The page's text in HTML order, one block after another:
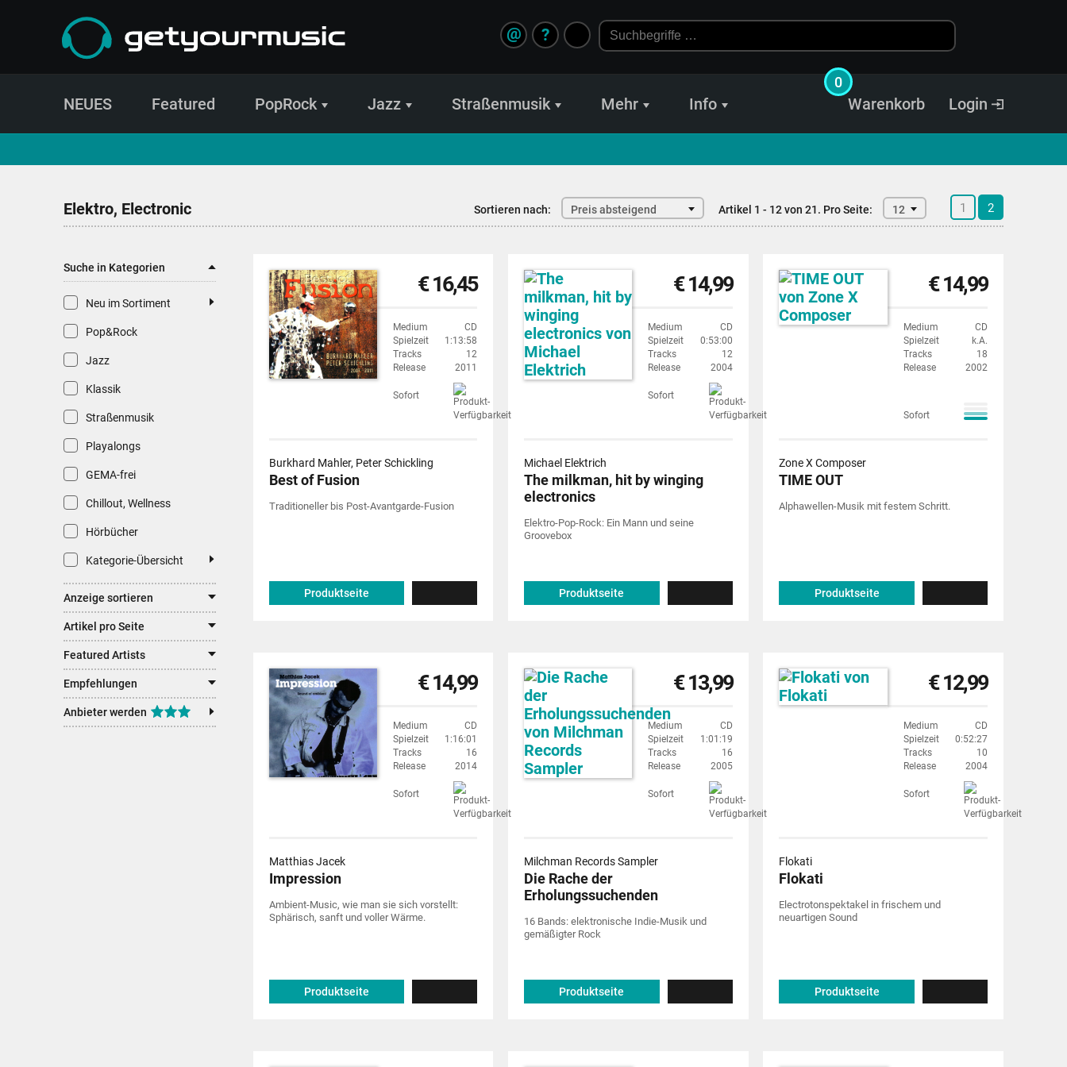
?
@
NEUES Featured PopRock Jazz Straßenmusik Mehr Info Login
Warenkorb
0
Elektro, Electronic Sortieren nach: Preis absteigend Artikel 1 - 12 von 21. Pro Seite: 12 1 2
Suche in Kategorien
Neu im Sortiment
Pop&Rock
Jazz
Klassik
Straßenmusik
Playalongs
GEMA-frei
Chillout, Wellness
Hörbücher
Kategorie-Übersicht
Anzeige sortieren
Artikel pro Seite
Featured Artists
Empfehlungen
Anbieter werden
€ 16,45
Medium
CD
Spielzeit
1:13:58
Tracks
12
Release
2011
Sofort
Burkhard Mahler, Peter Schickling
Best of Fusion
Traditioneller bis Post-Avantgarde-Fusion
Produktseite
€ 14,99
Medium
CD
Spielzeit
0:53:00
Tracks
12
Release
2004
Sofort
Michael Elektrich
The milkman, hit by winging
electronics
Elektro-Pop-Rock: Ein Mann und seine
Groovebox
Produktseite
€ 14,99
Medium
CD
Spielzeit
k.A.
Tracks
18
Release
2002
Sofort
Zone X Composer
TIME OUT
Alphawellen-Musik mit festem Schritt.
Produktseite
€ 14,99
Medium
CD
Spielzeit
1:16:01
Tracks
16
Release
2014
Sofort
Matthias Jacek
Impression
Ambient-Music, wie man sie sich vorstellt:
Sphärisch, sanft und voller Wärme.
Produktseite
€ 13,99
Medium
CD
Spielzeit
1:01:19
Tracks
16
Release
2005
Sofort
Milchman Records Sampler
Die Rache der
Erholungssuchenden
16 Bands: elektronische Indie-Musik und
gemäßigter Rock
Produktseite
€ 12,99
Medium
CD
Spielzeit
0:52:27
Tracks
10
Release
2004
Sofort
Flokati
Flokati
Electrotonspektakel in frischem und
neuartigen Sound
Produktseite